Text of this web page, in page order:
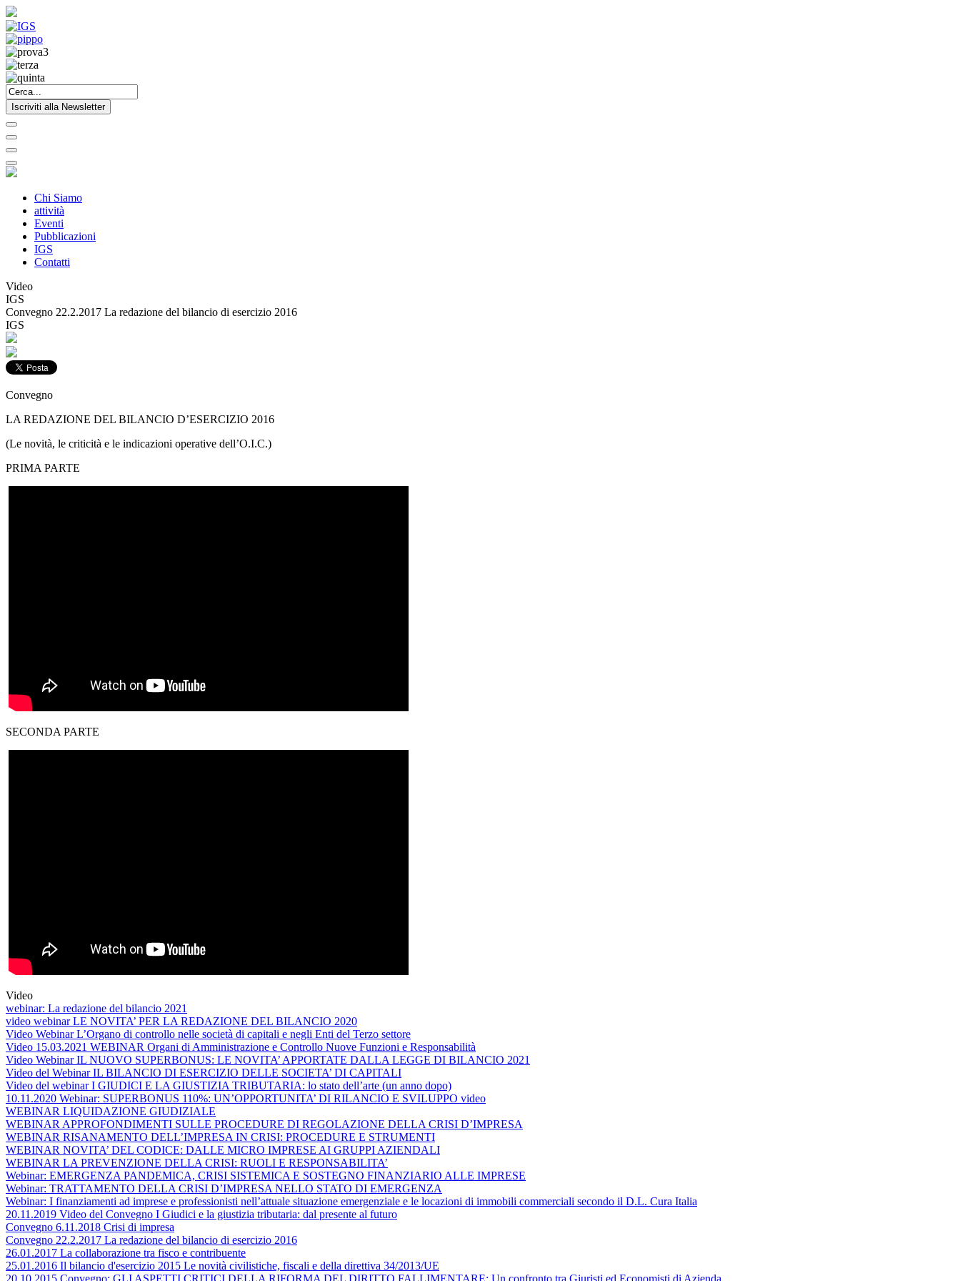
Iscriviti alla Newsletter
Chi Siamo
attività
Eventi
Pubblicazioni
IGS
Contatti
Video
IGS
Convegno 22.2.2017 La redazione del bilancio di esercizio 2016
IGS
Convegno
LA REDAZIONE DEL BILANCIO D’ESERCIZIO 2016
(Le novità, le criticità e le indicazioni operative dell’O.I.C.)
PRIMA PARTE
SECONDA PARTE
Video
webinar: La redazione del bilancio 2021
video webinar LE NOVITA’ PER LA REDAZIONE DEL BILANCIO 2020
Video Webinar L’Organo di controllo nelle società di capitali e negli Enti del Terzo settore
Video 15.03.2021 WEBINAR Organi di Amministrazione e Controllo Nuove Funzioni e Responsabilità
Video Webinar IL NUOVO SUPERBONUS: LE NOVITA’ APPORTATE DALLA LEGGE DI BILANCIO 2021
Video del Webinar IL BILANCIO DI ESERCIZIO DELLE SOCIETA’ DI CAPITALI
Video del webinar I GIUDICI E LA GIUSTIZIA TRIBUTARIA: lo stato dell’arte (un anno dopo)
10.11.2020 Webinar: SUPERBONUS 110%: UN’OPPORTUNITA’ DI RILANCIO E SVILUPPO video
WEBINAR LIQUIDAZIONE GIUDIZIALE
WEBINAR APPROFONDIMENTI SULLE PROCEDURE DI REGOLAZIONE DELLA CRISI D’IMPRESA
WEBINAR RISANAMENTO DELL’IMPRESA IN CRISI: PROCEDURE E STRUMENTI
WEBINAR NOVITA’ DEL CODICE: DALLE MICRO IMPRESE AI GRUPPI AZIENDALI
WEBINAR LA PREVENZIONE DELLA CRISI: RUOLI E RESPONSABILITA’
Webinar: EMERGENZA PANDEMICA, CRISI SISTEMICA E SOSTEGNO FINANZIARIO ALLE IMPRESE
Webinar: TRATTAMENTO DELLA CRISI D’IMPRESA NELLO STATO DI EMERGENZA
Webinar: I finanziamenti ad imprese e professionisti nell’attuale situazione emergenziale e le locazioni di immobili commerciali secondo il D.L. Cura Italia
20.11.2019 Video del Convegno I Giudici e la giustizia tributaria: dal presente al futuro
Convegno 6.11.2018 Crisi di impresa
Convegno 22.2.2017 La redazione del bilancio di esercizio 2016
26.01.2017 La collaborazione tra fisco e contribuente
25.01.2016 Il bilancio d'esercizio 2015 Le novità civilistiche, fiscali e della direttiva 34/2013/UE
20.10.2015 Convegno: GLI ASPETTI CRITICI DELLA RIFORMA DEL DIRITTO FALLIMENTARE: Un confronto tra Giuristi ed Economisti di Azienda